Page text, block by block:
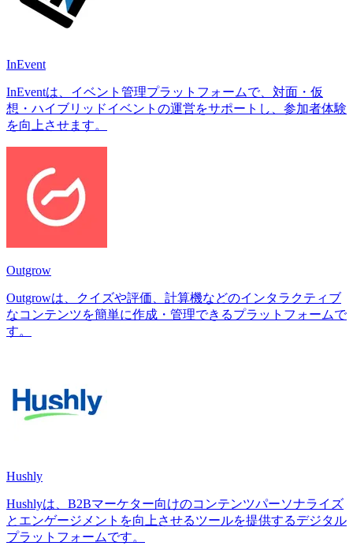
InEvent
InEventは、イベント管理プラットフォームで、対面・仮
想・ハイブリッドイベントの運営をサポートし、参加者体験
を向上させます。
Outgrow
Outgrowは、クイズや評価、計算機などのインタラクティブ
なコンテンツを簡単に作成・管理できるプラットフォームで
す。
Hushly
Hushlyは、B2Bマーケター向けのコンテンツパーソナライズ
とエンゲージメントを向上させるツールを提供するデジタル
プラットフォームです。